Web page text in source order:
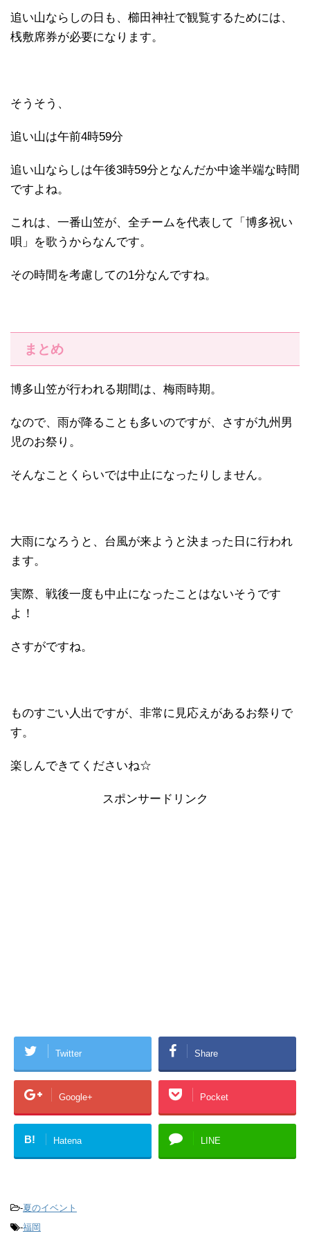
追い山ならしの日も、櫛田神社で観覧するためには、
桟敷席券が必要になります。
そうそう、
追い山は午前4時59分
追い山ならしは午後3時59分となんだか中途半端な時間
ですよね。
これは、一番山笠が、全チームを代表して「博多祝い
唄」を歌うからなんです。
その時間を考慮しての1分なんですね。
まとめ
博多山笠が行われる期間は、梅雨時期。
なので、雨が降ることも多いのですが、さすが九州男
児のお祭り。
そんなことくらいでは中止になったりしません。
大雨になろうと、台風が来ようと決まった日に行われ
ます。
実際、戦後一度も中止になったことはないそうです
よ！
さすがですね。
ものすごい人出ですが、非常に見応えがあるお祭りで
す。
楽しんできてくださいね☆
スポンサードリンク
Twitter Share
Google+ Pocket
B! Hatena LINE
-夏のイベント
-福岡